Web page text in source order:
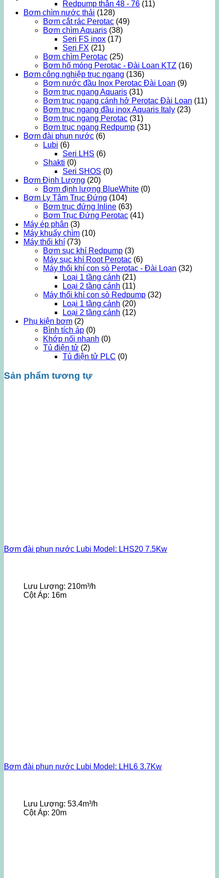
Redpump thân 48 - 76 (11)
Bơm chìm nước thải (128)
Bơm cắt rác Perotac (49)
Bơm chìm Aquaris (38)
Seri FS inox (17)
Seri FX (21)
Bơm chìm Perotac (25)
Bơm hố móng Perotac - Đài Loan KTZ (16)
Bơm công nghiệp trục ngang (136)
Bơm nước đầu Inox Perotac Đài Loan (9)
Bơm trục ngang Aquaris (31)
Bơm trục ngang cánh hở Perotac Đài Loan (11)
Bơm trục ngang đầu inox Aquaris Italy (23)
Bơm trục ngang Perotac (31)
Bơm trục ngang Redpump (31)
Bơm đài phun nước (6)
Lubi (6)
Seri LHS (6)
Shakti (0)
Seri SHOS (0)
Bơm Định Lượng (20)
Bơm định lượng BlueWhite (0)
Bơm Ly Tâm Trục Đứng (104)
Bơm trục đứng Inline (63)
Bơm Trục Đứng Perotac (41)
Máy ép phân (3)
Máy khuấy chìm (10)
Máy thổi khí (73)
Bơm sục khí Redpump (3)
Máy sục khí Root Perotac (6)
Máy thổi khí con sò Perotac - Đài Loan (32)
Loại 1 tầng cánh (21)
Loại 2 tầng cánh (11)
Máy thổi khí con sò Redpump (32)
Loại 1 tầng cánh (20)
Loại 2 tầng cánh (12)
Phụ kiện bơm (2)
Bình tích áp (0)
Khớp nối nhanh (0)
Tủ điện tử (2)
Tủ điện tử PLC (0)
Sản phẩm tương tự
Bơm đài phun nước Lubi Model: LHS20 7.5Kw
Lưu Lượng: 210m³/h
Cột Áp: 16m
Bơm đài phun nước Lubi Model: LHL6 3.7Kw
Lưu Lượng: 53.4m³/h
Cột Áp: 20m